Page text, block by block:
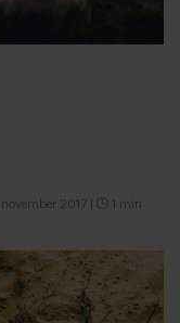
november 2017 1 min